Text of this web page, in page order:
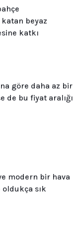
beyaz
katkı
göre daha az bir
de bu fiyat aralığı
modern bir hava
sık